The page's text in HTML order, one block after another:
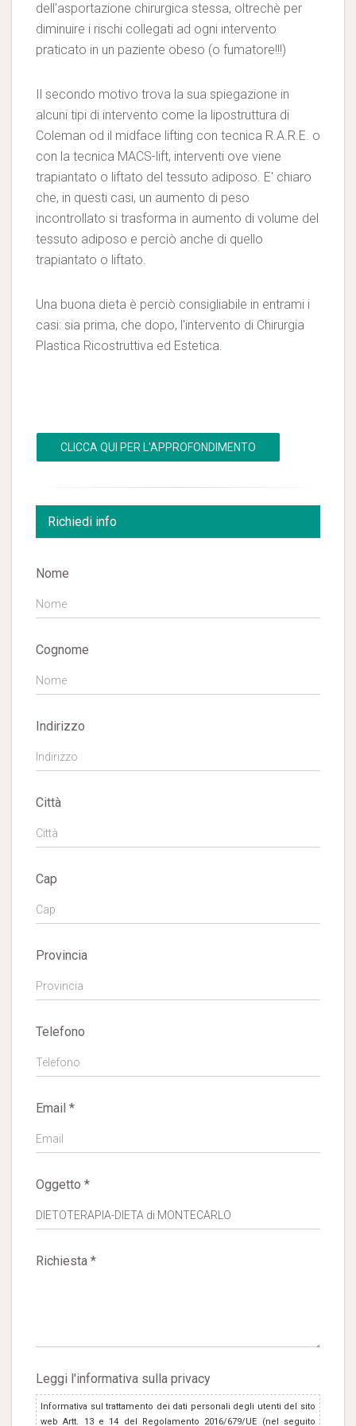
dell'asportazione chirurgica stessa, oltrechè per
diminuire i rischi collegati ad ogni intervento
praticato in un paziente obeso (o fumatore!!!)
Il secondo motivo trova la sua spiegazione in
alcuni tipi di intervento come la lipostruttura di
Coleman od il midface lifting con tecnica R.A.R.E. o
con la tecnica MACS-lift, interventi ove viene
trapiantato o liftato del tessuto adiposo. E' chiaro
che, in questi casi, un aumento di peso
incontrollato si trasforma in aumento di volume del
tessuto adiposo e perciò anche di quello
trapiantato o liftato.
Una buona dieta è perciò consigliabile in entrami i
casi: sia prima, che dopo, l'intervento di Chirurgia
Plastica Ricostruttiva ed Estetica.
CLICCA QUI PER L'APPROFONDIMENTO
Richiedi info
Nome
Cognome
Indirizzo
Città
Cap
Provincia
Telefono
Email *
Oggetto *
Richiesta *
Leggi l'informativa sulla privacy
Informativa sul trattamento dei dati personali degli utenti del sito
web Artt. 13 e 14 del Regolamento 2016/679/UE (nel seguito